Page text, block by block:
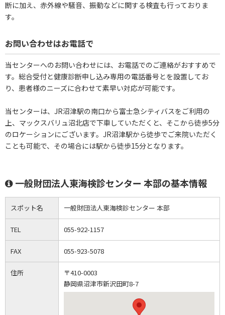
断に加え、赤外線や騒音、振動などに関する検査も行っておりま
す。
お問い合わせはお電話で
当センターへのお問い合わせには、お電話でのご連絡がおすすめで
す。総合受付と健康診断申し込み専用の電話番号とを設置してお
り、患者様のニーズに合わせて素早い対応が可能です。
当センターは、JR沼津駅の南口から富士急シティバスをご利用の
上、マックスバリュ沼北店で下車していただくと、そこから徒歩5分
のロケーションにございます。JR沼津駅から徒歩でご来院いただく
ことも可能で、その場合には駅から徒歩15分となります。
一般財団法人東海検診センター 本部の基本情報
スポット名 一般財団法人東海検診センター 本部
TEL 055-922-1157
FAX 055-923-5078
住所
〒410-0003
静岡県沼津市新沢田町8-7